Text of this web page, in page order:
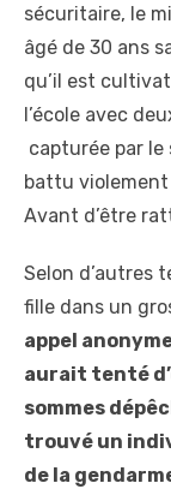
sécuritaire, le
âgé de 30 ans
qu’il est
l’école avec
capturée par le
battu
Avant d’être
Selon d’autres
fille dans un
appel
aurait tenté
sommes
trouvé un
de la